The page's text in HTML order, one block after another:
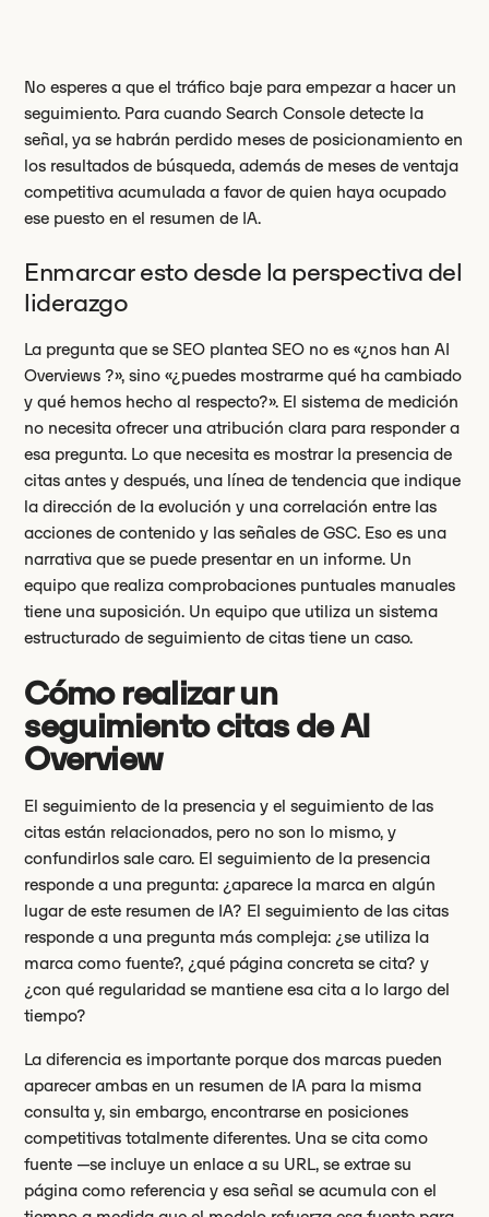
No esperes a que el tráfico baje para empezar a hacer un
seguimiento. Para cuando Search Console detecte la
señal, ya se habrán perdido meses de posicionamiento en
los resultados de búsqueda, además de meses de ventaja
competitiva acumulada a favor de quien haya ocupado
ese puesto en el resumen de IA.
Enmarcar esto desde la perspectiva del
liderazgo
La pregunta que se SEO plantea SEO no es «¿nos han AI
Overviews ?», sino «¿puedes mostrarme qué ha cambiado
y qué hemos hecho al respecto?». El sistema de medición
no necesita ofrecer una atribución clara para responder a
esa pregunta. Lo que necesita es mostrar la presencia de
citas antes y después, una línea de tendencia que indique
la dirección de la evolución y una correlación entre las
acciones de contenido y las señales de GSC. Eso es una
narrativa que se puede presentar en un informe. Un
equipo que realiza comprobaciones puntuales manuales
tiene una suposición. Un equipo que utiliza un sistema
estructurado de seguimiento de citas tiene un caso.
Cómo realizar un
seguimiento citas de AI
Overview
El seguimiento de la presencia y el seguimiento de las
citas están relacionados, pero no son lo mismo, y
confundirlos sale caro. El seguimiento de la presencia
responde a una pregunta: ¿aparece la marca en algún
lugar de este resumen de IA? El seguimiento de las citas
responde a una pregunta más compleja: ¿se utiliza la
marca como fuente?, ¿qué página concreta se cita? y
¿con qué regularidad se mantiene esa cita a lo largo del
tiempo?
La diferencia es importante porque dos marcas pueden
aparecer ambas en un resumen de IA para la misma
consulta y, sin embargo, encontrarse en posiciones
competitivas totalmente diferentes. Una se cita como
fuente —se incluye un enlace a su URL, se extrae su
página como referencia y esa señal se acumula con el